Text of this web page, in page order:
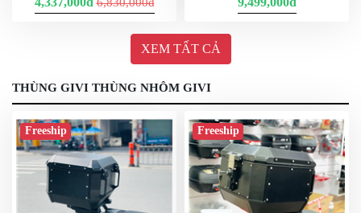
XEM TẤT CẢ
THÙNG GIVI THÙNG NHÔM GIVI
Freeship Freeship